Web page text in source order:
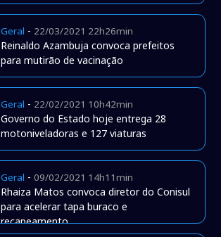
Geral - 22/03/2021 22h26min
Reinaldo Azambuja convoca prefeitos
para mutirão de vacinação
Geral - 22/02/2021 10h42min
Governo do Estado hoje entrega 28
motoniveladoras e 127 viaturas
Geral -09/02/2021 14h11min
Rhaiza Matos convoca diretor do Conisul
para acelerar tapa buraco e
recapeamento